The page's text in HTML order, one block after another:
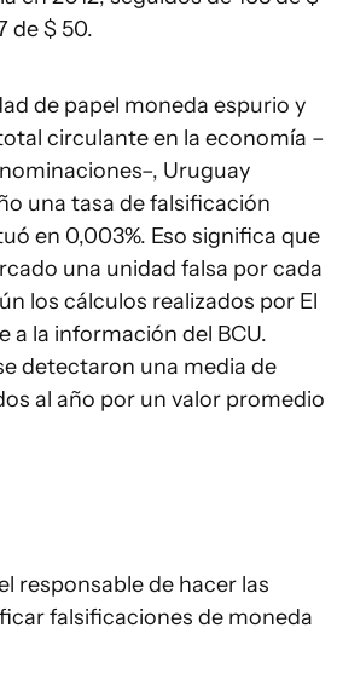
de $ 50.
de papel moneda espurio y
circulante en la economía –
Uruguay
una tasa de falsificación
en 0,003%. Eso significa que
una unidad falsa por cada
los cálculos realizados por El
a la información del BCU.
detectaron una media de
al año por un valor promedio
responsable de hacer las
falsificaciones de moneda